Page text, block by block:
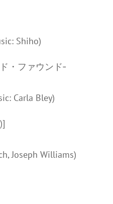
Shiho)
・ファウンド‐
Carla Bley)
Joseph Williams)